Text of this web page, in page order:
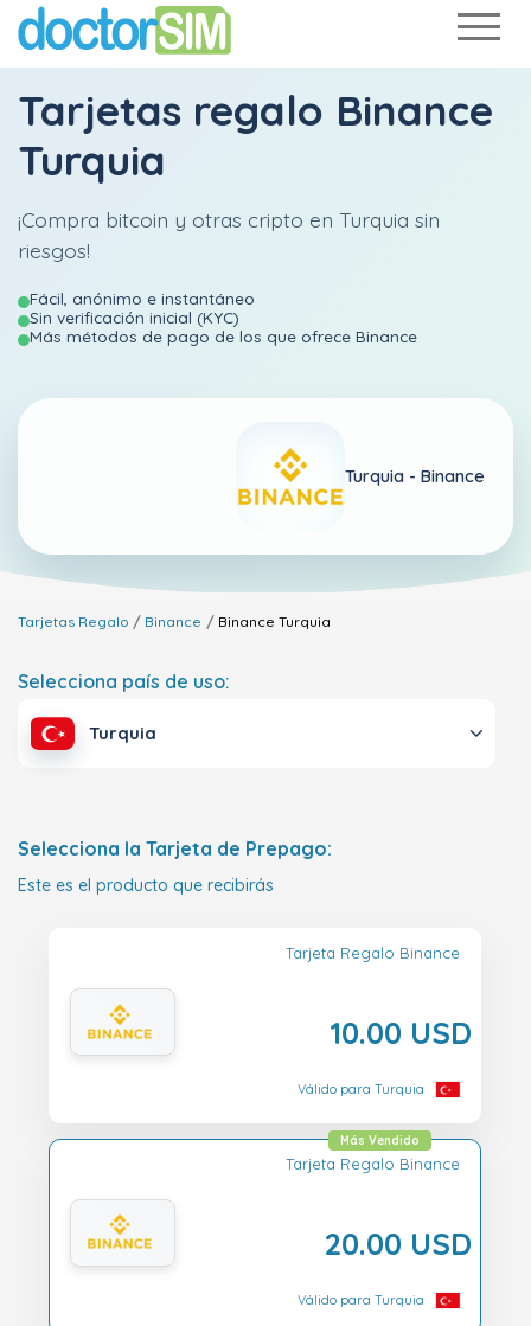
Tarjetas regalo Binance
Turquia
¡Compra bitcoin y otras cripto en Turquia sin
riesgos!
Fácil, anónimo e instantáneo
Sin verificación inicial (KYC)
Más métodos de pago de los que ofrece Binance
Turquia - Binance
Tarjetas Regalo Binance Binance Turquia
Selecciona país de uso:
Turquia
Selecciona la Tarjeta de Prepago:
Este es el producto que recibirás
Tarjeta Regalo Binance
10.00 USD
Válido para Turquia
Tarjeta Regalo Binance
20.00 USD
Más Vendido
Válido para Turquia